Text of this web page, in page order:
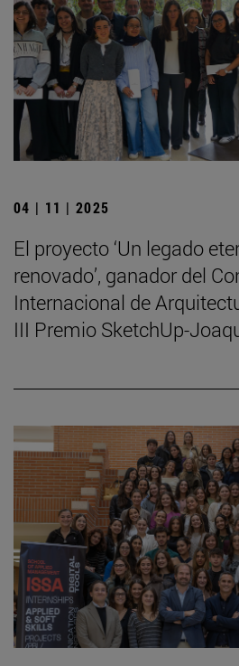
04 | 11 | 2025
El proyecto ‘Un legado
renovado’, ganador del
Internacional de
III Premio SketchUp-